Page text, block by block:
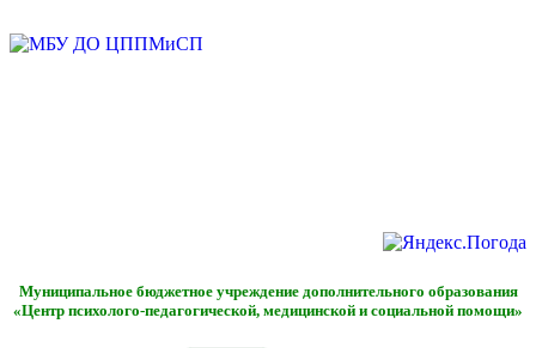
Муниципальное бюджетное учреждение дополнительного образования
«Центр психолого-педагогической, медицинской и социальной помощи»